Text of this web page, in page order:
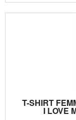
T-SHIRT
I LOVE